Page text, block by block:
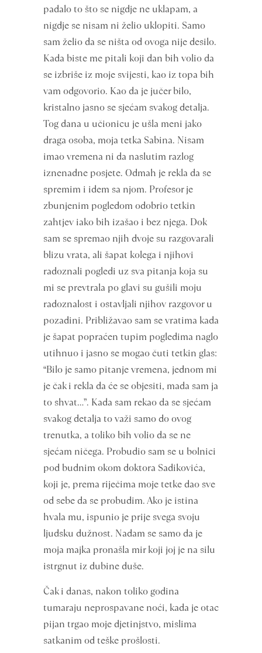
padalo to što se nigdje ne uklapam, a
nigdje se nisam ni želio uklopiti. Samo
sam želio da se ništa od ovoga nije desilo.
Kada biste me pitali koji dan bih volio da
se izbriše iz moje svijesti, kao iz topa bih
vam odgovorio. Kao da je jučer bilo,
kristalno jasno se sjećam svakog detalja.
Tog dana u učionicu je ušla meni jako
draga osoba, moja tetka Sabina. Nisam
imao vremena ni da naslutim razlog
iznenadne posjete. Odmah je rekla da se
spremim i idem sa njom. Profesor je
zbunjenim pogledom odobrio tetkin
zahtjev iako bih izašao i bez njega. Dok
sam se spremao njih dvoje su razgovarali
blizu vrata, ali šapat kolega i njihovi
radoznali pogledi uz sva pitanja koja su
mi se prevtrala po glavi su gušili moju
radoznalost i ostavljali njihov razgovor u
pozadini. Približavao sam se vratima kada
je šapat popraćen tupim pogledima naglo
utihnuo i jasno se mogao čuti tetkin glas:
“Bilo je samo pitanje vremena, jednom mi
je čak i rekla da će se objesiti, mada sam ja
to shvat…”. Kada sam rekao da se sjećam
svakog detalja to važi samo do ovog
trenutka, a toliko bih volio da se ne
sjećam ničega. Probudio sam se u bolnici
pod budnim okom doktora Sadikovića,
koji je, prema riječima moje tetke dao sve
od sebe da se probudim. Ako je istina
hvala mu, ispunio je prije svega svoju
ljudsku dužnost. Nadam se samo da je
moja majka pronašla mir koji joj je na silu
istrgnut iz dubine duše.
Čak i danas, nakon toliko godina
tumaraju neprospavane noći, kada je otac
pijan trgao moje djetinjstvo, mislima
satkanim od teške prošlosti.